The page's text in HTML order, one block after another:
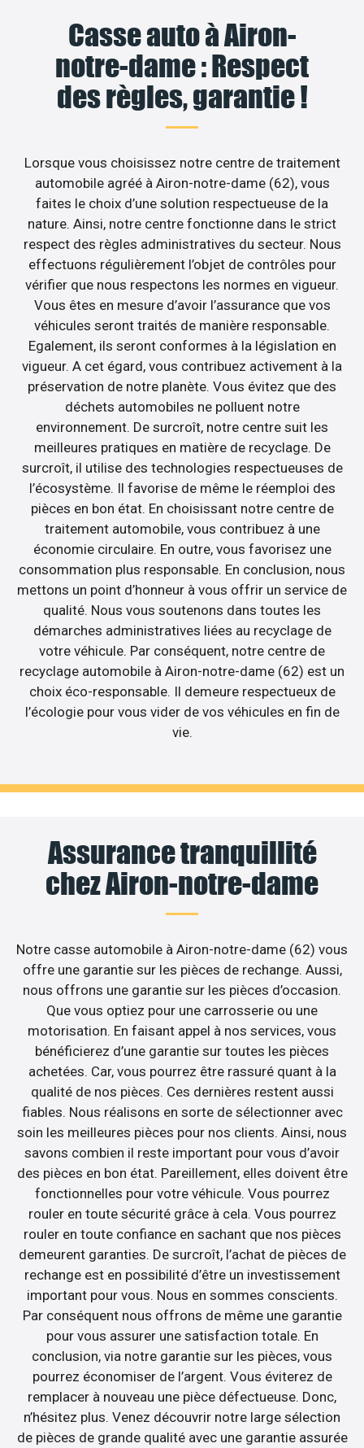
Casse auto à Airon-
notre-dame : Respect
des règles, garantie !
Lorsque vous choisissez notre centre de traitement
automobile agréé à Airon-notre-dame (62), vous
faites le choix d’une solution respectueuse de la
nature. Ainsi, notre centre fonctionne dans le strict
respect des règles administratives du secteur. Nous
effectuons régulièrement l’objet de contrôles pour
vérifier que nous respectons les normes en vigueur.
Vous êtes en mesure d’avoir l’assurance que vos
véhicules seront traités de manière responsable.
Egalement, ils seront conformes à la législation en
vigueur. A cet égard, vous contribuez activement à la
préservation de notre planète. Vous évitez que des
déchets automobiles ne polluent notre
environnement. De surcroît, notre centre suit les
meilleures pratiques en matière de recyclage. De
surcroît, il utilise des technologies respectueuses de
l’écosystème. Il favorise de même le réemploi des
pièces en bon état. En choisissant notre centre de
traitement automobile, vous contribuez à une
économie circulaire. En outre, vous favorisez une
consommation plus responsable. En conclusion, nous
mettons un point d’honneur à vous offrir un service de
qualité. Nous vous soutenons dans toutes les
démarches administratives liées au recyclage de
votre véhicule. Par conséquent, notre centre de
recyclage automobile à Airon-notre-dame (62) est un
choix éco-responsable. Il demeure respectueux de
l’écologie pour vous vider de vos véhicules en fin de
vie.
Assurance tranquillité
chez Airon-notre-dame
Notre casse automobile à Airon-notre-dame (62) vous
offre une garantie sur les pièces de rechange. Aussi,
nous offrons une garantie sur les pièces d’occasion.
Que vous optiez pour une carrosserie ou une
motorisation. En faisant appel à nos services, vous
bénéficierez d’une garantie sur toutes les pièces
achetées. Car, vous pourrez être rassuré quant à la
qualité de nos pièces. Ces dernières restent aussi
fiables. Nous réalisons en sorte de sélectionner avec
soin les meilleures pièces pour nos clients. Ainsi, nous
savons combien il reste important pour vous d’avoir
des pièces en bon état. Pareillement, elles doivent être
fonctionnelles pour votre véhicule. Vous pourrez
rouler en toute sécurité grâce à cela. Vous pourrez
rouler en toute confiance en sachant que nos pièces
demeurent garanties. De surcroît, l’achat de pièces de
rechange est en possibilité d’être un investissement
important pour vous. Nous en sommes conscients.
Par conséquent nous offrons de même une garantie
pour vous assurer une satisfaction totale. En
conclusion, via notre garantie sur les pièces, vous
pourrez économiser de l’argent. Vous éviterez de
remplacer à nouveau une pièce défectueuse. Donc,
n’hésitez plus. Venez découvrir notre large sélection
de pièces de grande qualité avec une garantie assurée